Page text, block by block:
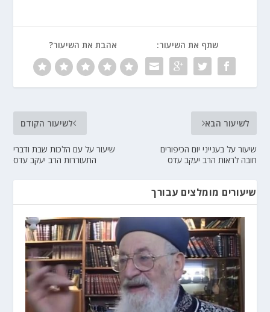
שתף את השיעור: אהבת את השיעור?
לשיעור הקודם
שיעור על עם הלכות שבת ודברי
התעוררות הרב יעקב עדס
לשיעור הבא
שיעור על בענייני יום הכיפורים
חובה לראות הרב יעקב עדס
שיעורים מומלצים עבורך